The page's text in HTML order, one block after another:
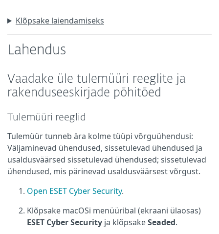
Klõpsake laiendamiseks
Lahendus
Vaadake üle tulemüüri reeglite ja
rakenduseeskirjade põhitõed
Tulemüüri reeglid
Tulemüür tunneb ära kolme tüüpi võrguühendusi:
Väljaminevad ühendused, sissetulevad ühendused ja
usaldusväärsed sissetulevad ühendused; sissetulevad
ühendused, mis pärinevad usaldusväärsest võrgust.
Open ESET Cyber Security.
Klõpsake macOSi menüüribal (ekraani ülaosas)
ESET Cyber Security ja klõpsakeSeaded.